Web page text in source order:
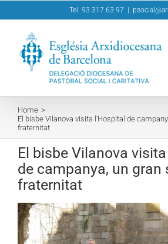
to
Tel. 93 317 63 97
Home
El bisbe Vilanova visita l’Hospital de
fraternitat
El bisbe Vilanova visita
de campanya, un gran
fraternitat
View
Larger
Image